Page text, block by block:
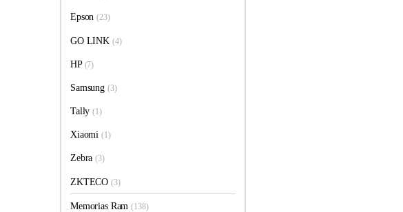
Epson(23)
GO LINK (4)
HP (7)
Samsung (3)
Tally(1)
Xiaomi(1)
Zebra(3)
ZKTECO(3)
Memorias Ram(138)